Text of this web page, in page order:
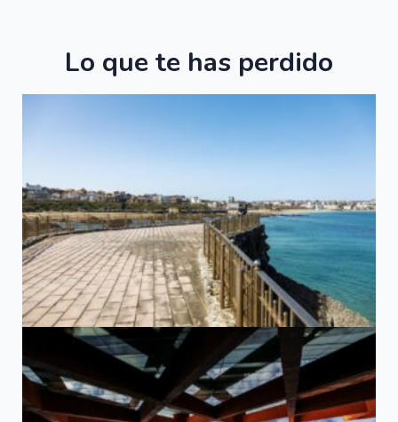
Lo que te has perdido